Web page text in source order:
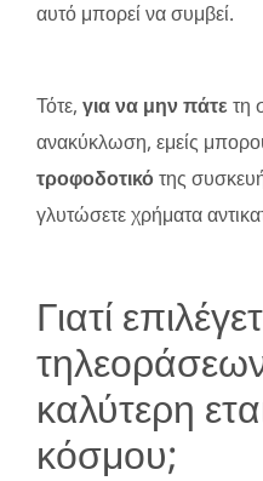
αυτό μπορεί να συμβεί.
Τότε, για να μην πάτε τη
ανακύκλωση, εμείς
τροφοδοτικότης
γλυτώσετε χρήματα
Γιατί
καλύτερη
κόσμου;